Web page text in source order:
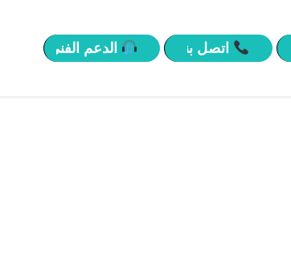
اتصل بنا الدعم الفني